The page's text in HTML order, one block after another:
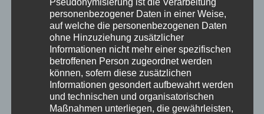
empfiehlt sich eine kompakte Übersicht der
zentralen Bausteine:
Pflichtinhalte:Zimmer, Kulinarik, Spa,
Aktivangebot, Gastgeber, Region oder konkretes
Arrangement
personenbezogener Daten in einer Weise,
auf welche die personenbezogenen Daten
ohne Hinzuziehung zusätzlicher
Informationen nicht mehr einer spezifischen
betroffenen Person zugeordnet werden
können, sofern diese zusätzlichen
Informationen gesondert aufbewahrt werden
und technischen und organisatorischen
Maßnahmen unterliegen, die gewährleisten,